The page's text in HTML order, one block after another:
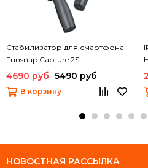
Стабилизатор для смартфона
Funsnap Capture 2S
4690 руб 5490 руб
В корзину
НОВОСТНАЯ РАССЫЛКА